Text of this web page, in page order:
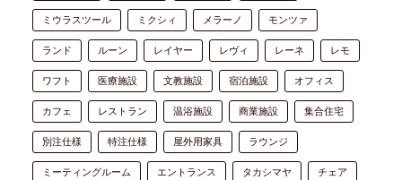
ミウラスツール ミクシィ メラーノ モンツァ
ランド ルーン レイヤー レヴィ レーネ レモ
ワフト 医療施設 文教施設 宿泊施設 オフィス
カフェ レストラン 温浴施設 商業施設 集合住宅
別注仕様 特注仕様 屋外用家具 ラウンジ
ミーティングルーム エントランス タカシマヤ チェア